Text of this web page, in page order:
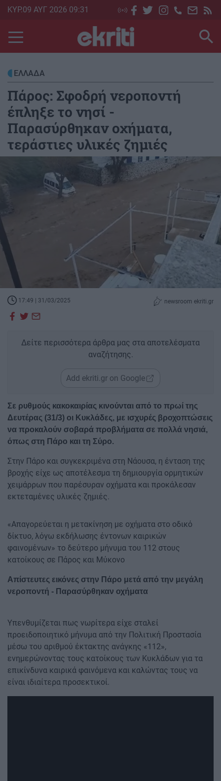
Skip
main
content
ΚΥΡ.09 ΑΥΓ 2026 09:31
ΕΛΛΑΔΑ
Πάρος: Σφοδρή νεροποντή
έπληξε το νησί -
Παρασύρθηκαν οχήματα,
τεράστιες υλικές ζημιές
17:49 | 31/03/2025 newsroom ekriti.gr
Δείτε περισσότερα άρθρα μας στα αποτελέσματα
αναζήτησης.
Add ekriti.gr on Google
Σε ρυθμούς κακοκαιρίας κινούνται από το πρωί της
Δευτέρας (31/3) οι Κυκλάδες, με ισχυρές βροχοπτώσεις
να προκαλούν σοβαρά προβλήματα σε πολλά νησιά,
όπως στη Πάρο και τη Σύρο.
Στην Πάρο και συγκεκριμένα στη Νάουσα, η ένταση της
βροχής είχε ως αποτέλεσμα τη δημιουργία ορμητικών
χειμάρρων που παρέσυραν οχήματα και προκάλεσαν
εκτεταμένες υλικές ζημιές.
«Απαγορεύεται η μετακίνηση με οχήματα στο οδικό
δίκτυο, λόγω εκδήλωσης έντονων καιρικών
φαινομένων» το δεύτερο μήνυμα του 112 στους
κατοίκους σε Πάρος και Μύκονο
Απίστευτες εικόνες στην Πάρο μετά από την μεγάλη
νεροποντή - Παρασύρθηκαν οχήματα
Υπενθυμίζεται πως νωρίτερα είχε σταλεί
προειδοποιητικό μήνυμα από την Πολιτική Προστασία
μέσω του αριθμού έκτακτης ανάγκης «112»,
ενημερώνοντας τους κατοίκους των Κυκλάδων για τα
επικίνδυνα καιρικά φαινόμενα και καλώντας τους να
είναι ιδιαίτερα προσεκτικοί.